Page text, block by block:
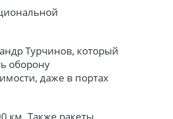
Турчинов, который
оборону
даже в портах